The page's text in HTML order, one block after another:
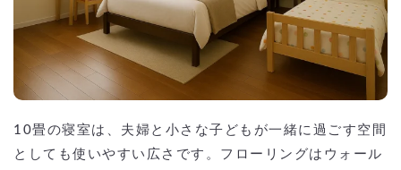
10畳の寝室は、夫婦と小さな子どもが一緒に過ごす空間
としても使いやすい広さです。フローリングはウォール